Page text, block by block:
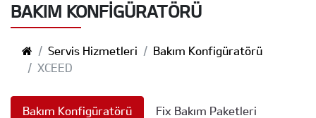
BAKIM KONFİGÜRATÖRÜ
Servis Hizmetleri
Bakım Konfigüratörü
XCEED
Bakım Konfigüratörü Fix Bakım Paketleri